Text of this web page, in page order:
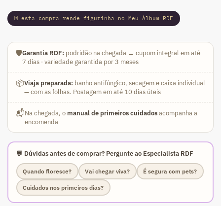
🃏 esta compra rende figurinha no Meu Álbum RDF
🛡️Garantia RDF: podridão na chegada → cupom integral em até
7 dias · variedade garantida por 3 meses
📦Viaja preparada: banho antifúngico, secagem e caixa individual
— com as folhas. Postagem em até 10 dias úteis
📬Na chegada, o manual de primeiros cuidadosacompanha a
encomenda
💬 Dúvidas antes de comprar? Pergunte ao Especialista RDF
Quando floresce? Vai chegar viva? É segura com pets?
Cuidados nos primeiros dias?